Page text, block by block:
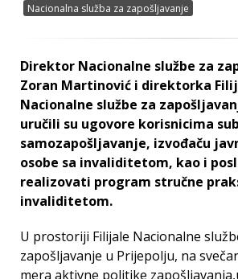
Nacionalna služba za zapošljavanje
Direktor Nacionalne službe za
Zoran Martinović i direktorka
Nacionalne službe za
uručili su ugovore korisnicima
samozapošljavanje, izvođaču
osobe sa invaliditetom, kao i
realizovati program stručne
invaliditetom.
U prostoriji Filijale Nacionalne
zapošljavanje u Prijepolju, na
mera aktivne politike